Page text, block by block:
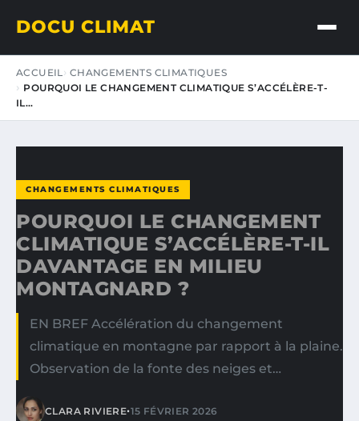
DOCU CLIMAT
ACCUEIL CHANGEMENTS CLIMATIQUES
POURQUOI LE CHANGEMENT CLIMATIQUE S’ACCÉLÈRE-T-
IL…
CHANGEMENTS CLIMATIQUES
POURQUOI LE CHANGEMENT
CLIMATIQUE S’ACCÉLÈRE-T-IL
DAVANTAGE EN MILIEU
MONTAGNARD ?
EN BREF Accélération du changement
climatique en montagne par rapport à la plaine.
Observation de la fonte des neiges et…
CLARA RIVIERE•15 FÉVRIER 2026